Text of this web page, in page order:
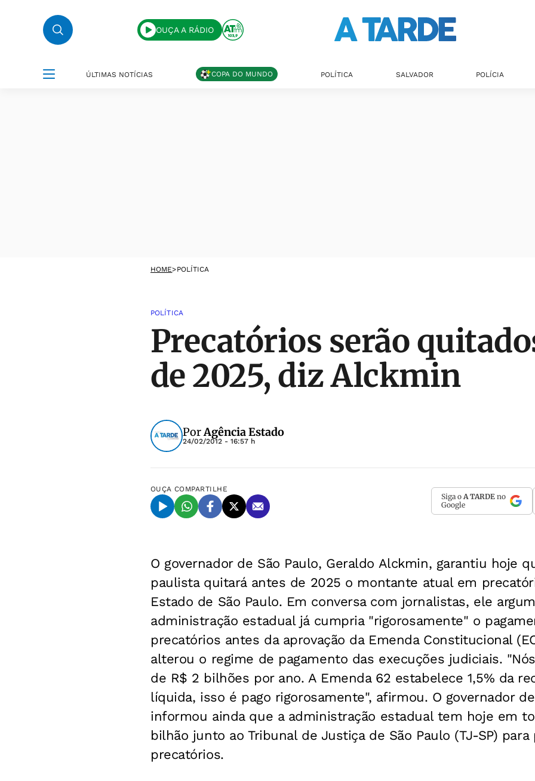
OUÇA A RÁDIO
ÚLTIMAS NOTÍCIAS COPA DO MUNDO POLÍTICA SALVADOR POLÍCIA
HOME>POLÍTICA
POLÍTICA
Precatórios serão
de 2025, diz Alckmin
PorAgência Estado
24/02/2012 - 16:57 h
OUÇA COMPARTILHE
Siga o A TARDE no
Google
O governador de São Paulo, Geraldo Alckmin, garantiu hoje
paulista quitará antes de 2025 o montante atual em
Estado de São Paulo. Em conversa com jornalistas, ele
administração estadual já cumpria "rigorosamente" o
precatórios antes da aprovação da Emenda Constitucional
alterou o regime de pagamento das execuções judiciais.
de R$ 2 bilhões por ano. A Emenda 62 estabelece 1,5% da
líquida, isso é pago rigorosamente", afirmou. O governador
informou ainda que a administração estadual tem hoje em
bilhão junto ao Tribunal de Justiça de São Paulo (TJ-SP) para
precatórios.